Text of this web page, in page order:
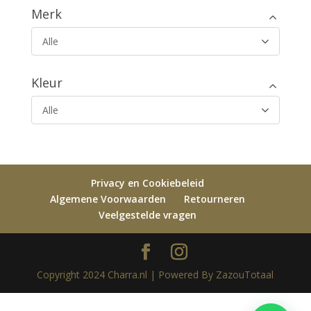
Merk
Alle
Kleur
Alle
Privacy en Cookiebeleid
Algemene Voorwaarden
Retourneren
Veelgestelde vragen
Copyright 2024 Charra.nl | Powered By ZazouTotaal